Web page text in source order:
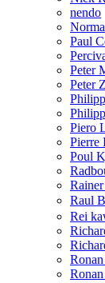
nendo
Paul
Peter
Peter
Piero
Pierre
Poul
Raul
Rei